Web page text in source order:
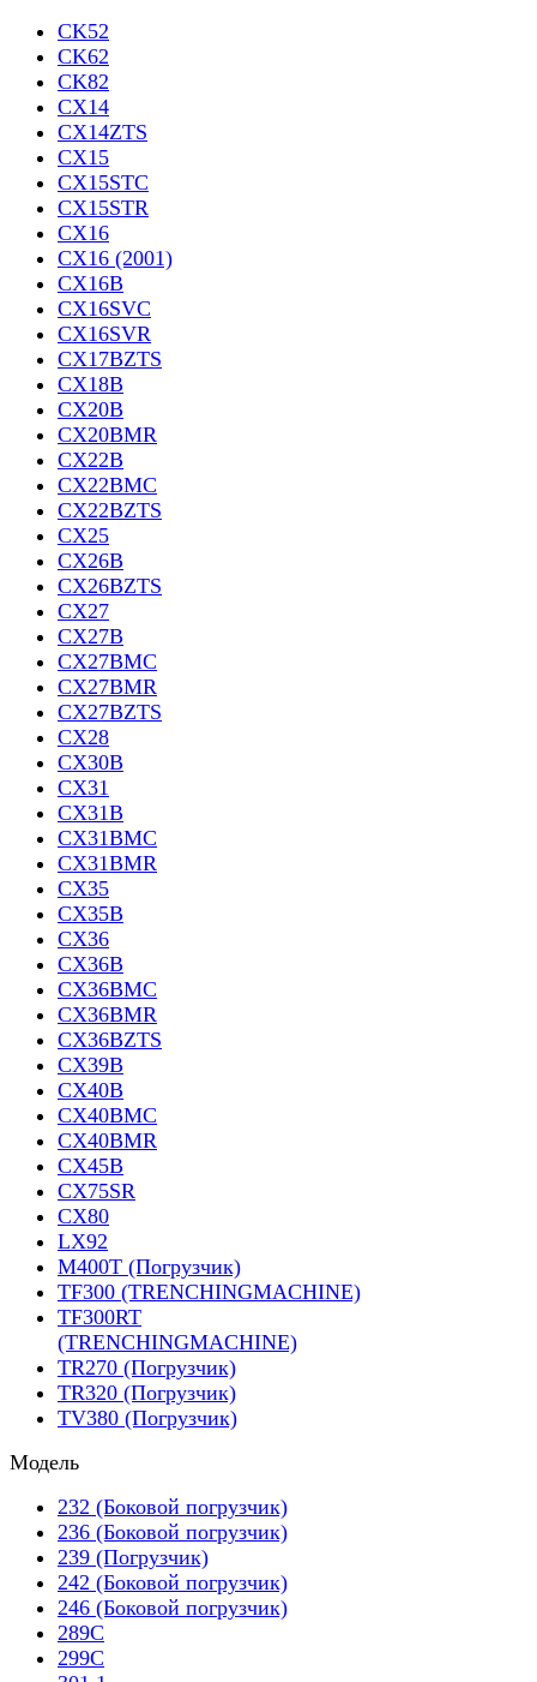
CK52
CK62
CK82
CX14
CX14ZTS
CX15
CX15STC
CX15STR
CX16
CX16 (2001)
CX16B
CX16SVC
CX16SVR
CX17BZTS
CX18B
CX20B
CX20BMR
CX22B
CX22BMC
CX22BZTS
CX25
CX26B
CX26BZTS
CX27
CX27B
CX27BMC
CX27BMR
CX27BZTS
CX28
CX30B
CX31
CX31B
CX31BMC
CX31BMR
CX35
CX35B
CX36
CX36B
CX36BMC
CX36BMR
CX36BZTS
CX39B
CX40B
CX40BMC
CX40BMR
CX45B
CX75SR
CX80
LX92
M400T (Погрузчик)
TF300 (TRENCHINGMACHINE)
TF300RT
(TRENCHINGMACHINE)
TR270 (Погрузчик)
TR320 (Погрузчик)
TV380 (Погрузчик)
Модель
232 (Боковой погрузчик)
236 (Боковой погрузчик)
239 (Погрузчик)
242 (Боковой погрузчик)
246 (Боковой погрузчик)
289C
299C